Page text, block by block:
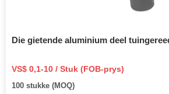
Die gietende aluminium deel
VS$ 0,1-10 / Stuk (FOB-prys)
100 stukke (MOQ)